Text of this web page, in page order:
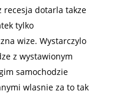
recesja dotarla takze
tylko
wize. Wystarczylo
z wystawionym
samochodzie
wlasnie za to tak